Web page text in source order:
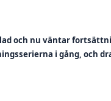
och nu väntar
i gång, och